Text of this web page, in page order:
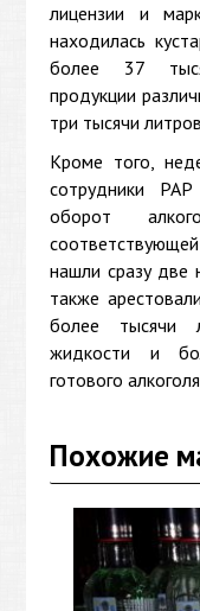
лицензии и
находилась
более 37
продукции
три тысячи
Кроме того,
сотрудники
оборот
нашли сразу две
также
более тысячи
жидкости и
готового
Похожие